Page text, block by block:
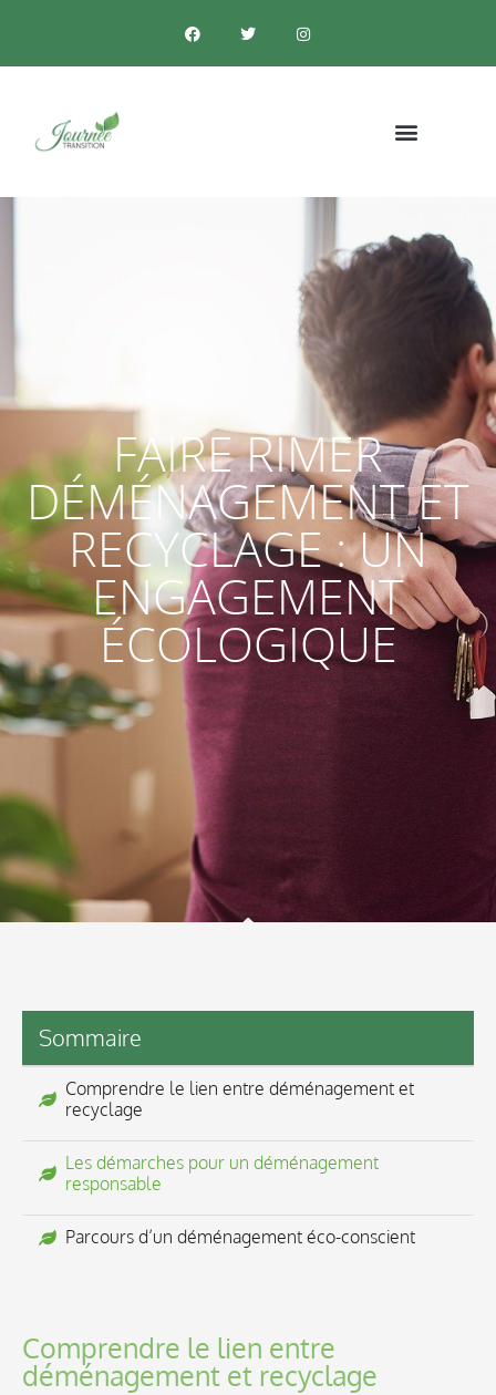
FAIRE RIMER
DÉMÉNAGEMENT ET
RECYCLAGE : UN
ENGAGEMENT
ÉCOLOGIQUE
Sommaire
Comprendre le lien entre déménagement et
recyclage
Les démarches pour un déménagement
responsable
Parcours d’un déménagement éco-conscient
Comprendre le lien entre
déménagement et recyclage